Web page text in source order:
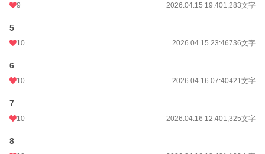
9 2026.04.15 19:401,283文字
5
10 2026.04.15 23:46736文字
6
10 2026.04.16 07:40421文字
7
10 2026.04.16 12:401,325文字
8